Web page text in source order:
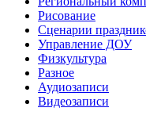
Рисование
Сценарии
Управление ДОУ
Физкультура
Разное
Аудиозаписи
Видеозаписи